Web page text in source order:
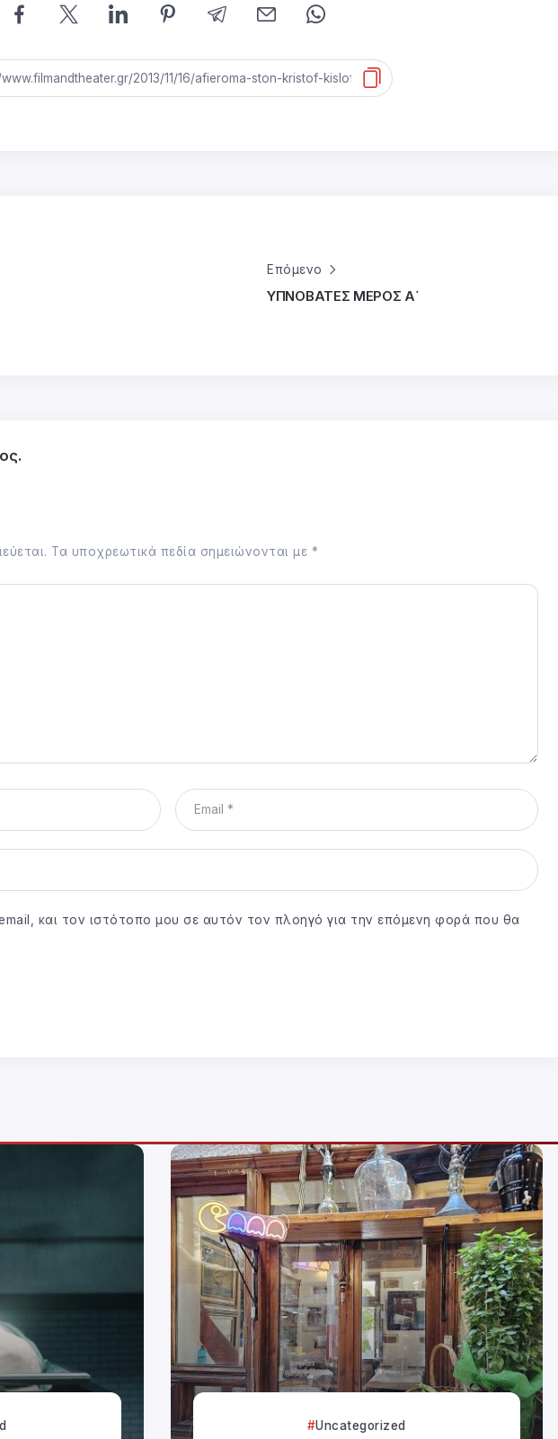
Επόμενο
ΥΠΝΟΒΑΤΕΣ ΜΕΡΟΣ Α΄
Τα υποχρεωτικά πεδία σημειώνονται με *
και τον ιστότοπο μου σε αυτόν τον πλοηγό για την επόμενη φορά που θα
Uncategorized